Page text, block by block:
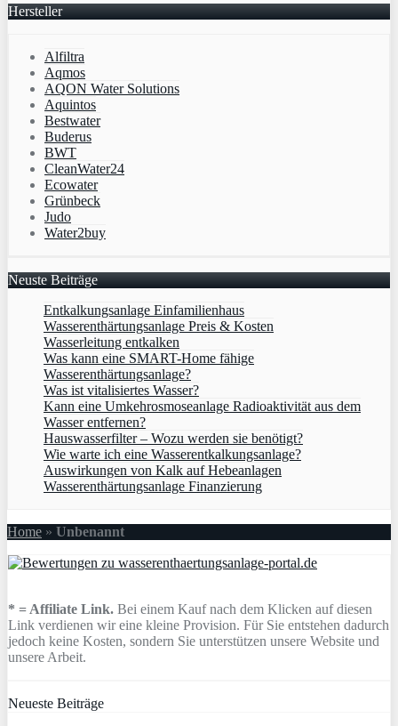
Hersteller
Alfiltra
Aqmos
AQON Water Solutions
Aquintos
Bestwater
Buderus
BWT
CleanWater24
Ecowater
Grünbeck
Judo
Water2buy
Neuste Beiträge
Entkalkungsanlage Einfamilienhaus
Wasserenthärtungsanlage Preis & Kosten
Wasserleitung entkalken
Was kann eine SMART-Home fähige
Wasserenthärtungsanlage?
Was ist vitalisiertes Wasser?
Kann eine Umkehrosmoseanlage Radioaktivität aus dem
Wasser entfernen?
Hauswasserfilter – Wozu werden sie benötigt?
Wie warte ich eine Wasserentkalkungsanlage?
Auswirkungen von Kalk auf Hebeanlagen
Wasserenthärtungsanlage Finanzierung
Home » Unbenannt
* = Affiliate Link. Bei einem Kauf nach dem Klicken auf diesen
Link verdienen wir eine kleine Provision. Für Sie entstehen dadurch
jedoch keine Kosten, sondern Sie unterstützen unsere Website und
unsere Arbeit.
Neueste Beiträge